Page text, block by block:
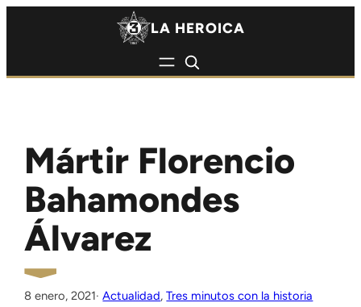
LA HEROICA
Mártir Florencio
Bahamondes
Álvarez
8 enero, 2021·Actualidad, Tres minutos con la historia